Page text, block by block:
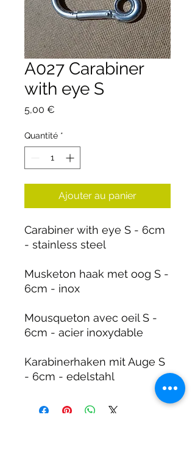
A027 Carabiner
with eye S
5,00 €
Quantité *
Ajouter au panier
Carabiner with eye S - 6cm
- stainless steel
Musketon haak met oog S -
6cm - inox
Mousqueton avec oeil S -
6cm - acier inoxydable
Karabinerhaken mit Auge S
- 6cm - edelstahl